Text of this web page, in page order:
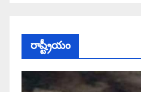
రాష్ట్రీయం